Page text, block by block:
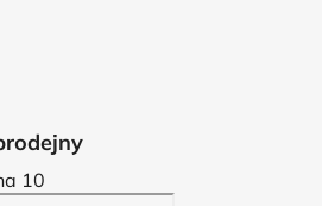
10